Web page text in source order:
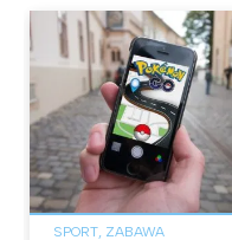
SPORT, ZABAWA